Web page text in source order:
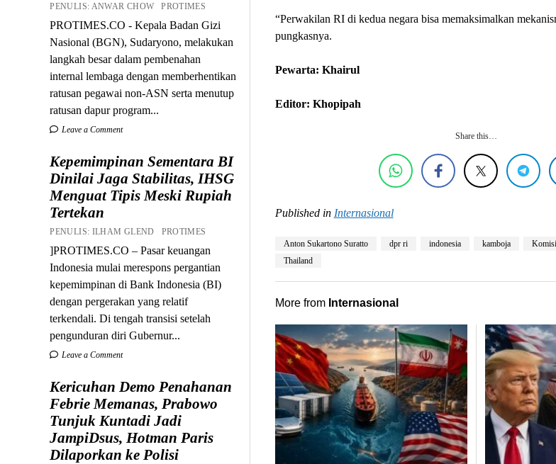
PENULIS: ANWAR CHOW PROTIMES
PROTIMES.CO - Kepala Badan Gizi
Nasional (BGN), Sudaryono, melakukan
langkah besar dalam pembenahan
internal lembaga dengan memberhentikan
ratusan pegawai non-ASN serta menutup
ratusan dapur program...
Leave a Comment
Kepemimpinan Sementara BI
Dinilai Jaga Stabilitas, IHSG
Menguat Tipis Meski Rupiah
Tertekan
PENULIS: ILHAM GLEND PROTIMES
]PROTIMES.CO – Pasar keuangan
Indonesia mulai merespons pergantian
kepemimpinan di Bank Indonesia (BI)
dengan pergerakan yang relatif
terkendali. Di tengah transisi setelah
pengunduran diri Gubernur...
Leave a Comment
Kericuhan Demo Penahanan
Febrie Memanas, Prabowo
Tunjuk Kuntadi Jadi
JampiDsus, Hotman Paris
Dilaporkan ke Polisi
“Perwakilan RI di kedua negara bisa memaksimalkan
pungkasnya.
Pewarta: Khairul
Editor: Khopipah
Share this…
Published in Internasional
Anton Sukartono Suratto dpr ri indonesia kamboja
Thailand
More from Internasional